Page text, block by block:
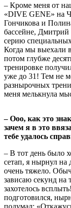
– Кроме меня от
«DIVE GENE» на
Гончикова и
бассейне, Дмитрий
серию
Когда мы выехали
потом глубже
тренировке
уже до 31! Тем не
разнырочных
меня мелькнула
– Ооо, как это
зачем я в это
тебе удалось
– В тот день было
сетап, я нырнул на
очень тяжело.
зависаю секунд на
захотелось
подготовился,
подумал: